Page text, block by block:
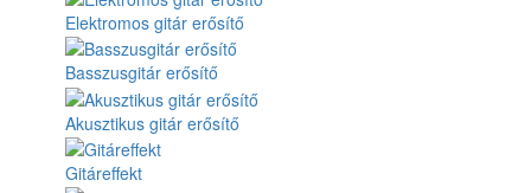
Elektromos gitár erősítő
Basszusgitár erősítő
Akusztikus gitár erősítő
Gitáreffekt